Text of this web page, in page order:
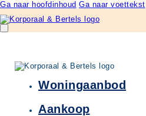
Ga naar hoofdinhoud Ga naar voettekst
Woningaanbod
Aankoop